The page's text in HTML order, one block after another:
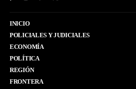
INICIO
POLICIALES Y JUDICIALES
ECONOMÍA
POLÍTICA
REGIÓN
FRONTERA